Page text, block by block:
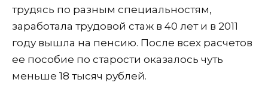
трудясь по разным специальностям,
заработала трудовой стаж в 40 лет и в 2011
году вышла на пенсию. После всех расчетов
ее пособие по старости оказалось чуть
меньше 18 тысяч рублей.